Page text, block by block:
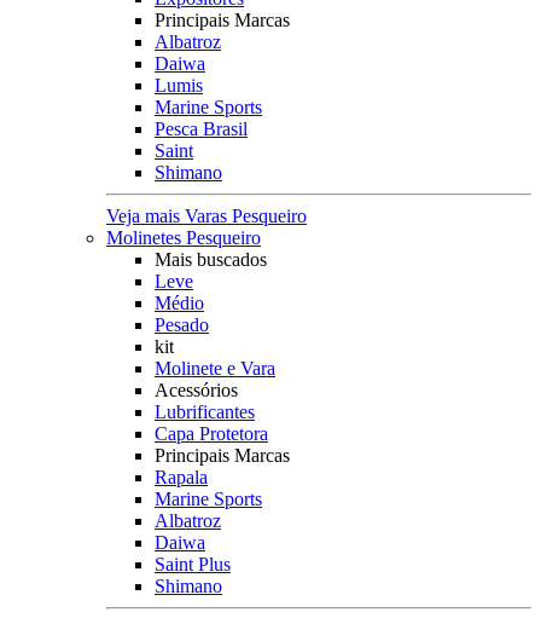
Principais Marcas
Albatroz
Daiwa
Lumis
Marine Sports
Pesca Brasil
Saint
Shimano
Veja mais Varas Pesqueiro
Molinetes Pesqueiro
Mais buscados
Leve
Médio
Pesado
kit
Molinete e Vara
Acessórios
Lubrificantes
Capa Protetora
Principais Marcas
Rapala
Marine Sports
Albatroz
Daiwa
Saint Plus
Shimano